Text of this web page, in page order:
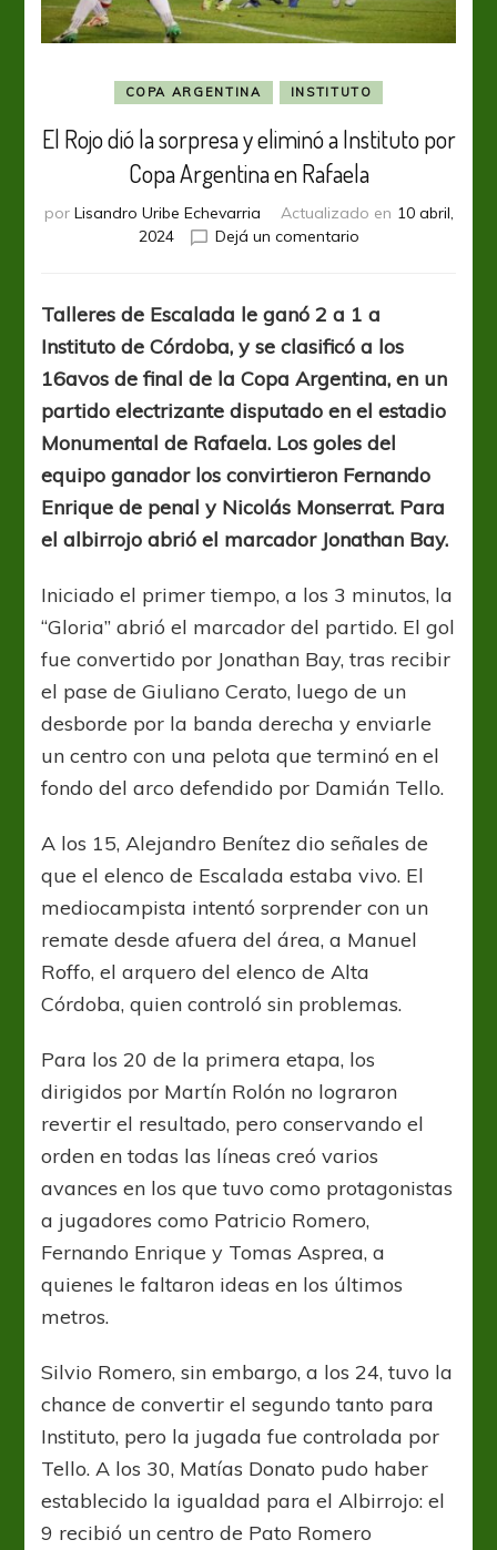
COPA ARGENTINA INSTITUTO
El Rojo dió la sorpresa y eliminó a Instituto por
Copa Argentina en Rafaela
por Lisandro Uribe Echevarria Actualizado en 10 abril,
2024
Dejá un comentarioen
dió
la
sorpresa
y
eliminó
a
Instituto
por
Argentina
en
Talleres de Escalada le ganó 2 a 1 a
Instituto de Córdoba, y se clasificó a los
16avos de final de la Copa Argentina, en un
partido electrizante disputado en el estadio
Monumental de Rafaela. Los goles del
equipo ganador los convirtieron Fernando
Enrique de penal y Nicolás Monserrat. Para
el albirrojo abrió el marcador Jonathan Bay.
Iniciado el primer tiempo, a los 3 minutos, la
“Gloria” abrió el marcador del partido. El gol
fue convertido por Jonathan Bay, tras recibir
el pase de Giuliano Cerato, luego de un
desborde por la banda derecha y enviarle
un centro con una pelota que terminó en el
fondo del arco defendido por Damián Tello.
A los 15, Alejandro Benítez dio señales de
que el elenco de Escalada estaba vivo. El
mediocampista intentó sorprender con un
remate desde afuera del área, a Manuel
Roffo, el arquero del elenco de Alta
Córdoba, quien controló sin problemas.
Para los 20 de la primera etapa, los
dirigidos por Martín Rolón no lograron
revertir el resultado, pero conservando el
orden en todas las líneas creó varios
avances en los que tuvo como protagonistas
a jugadores como Patricio Romero,
Fernando Enrique y Tomas Asprea, a
quienes le faltaron ideas en los últimos
metros.
Silvio Romero, sin embargo, a los 24, tuvo la
chance de convertir el segundo tanto para
Instituto, pero la jugada fue controlada por
Tello. A los 30, Matías Donato pudo haber
establecido la igualdad para el Albirrojo: el
9 recibió un centro de Pato Romero